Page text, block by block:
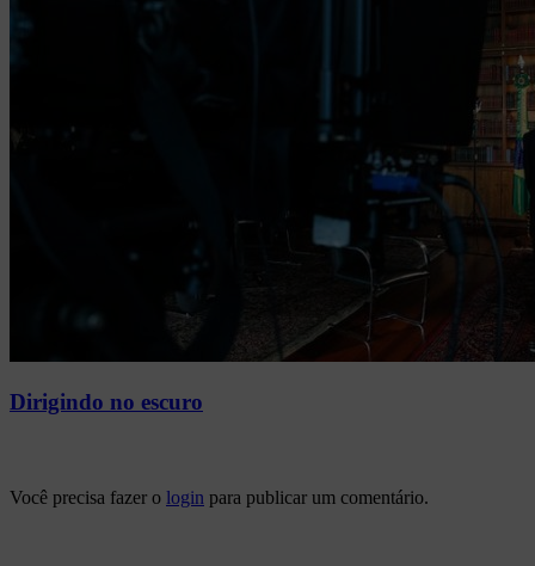
Dirigindo no escuro
Você precisa fazer o login para publicar um comentário.